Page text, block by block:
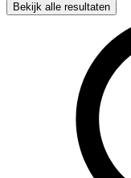
Bekijk alle resultaten